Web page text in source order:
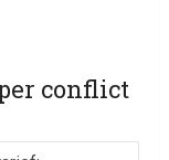
conflict